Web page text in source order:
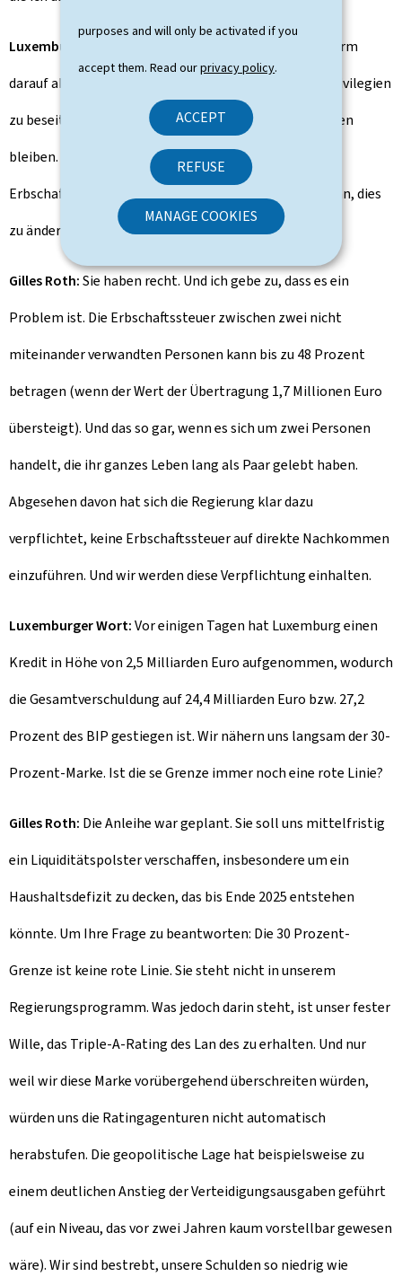
purposes and will only be activated if you
accept them. Read ourprivacy policy.
ACCEPT
REFUSE
MANAGE COOKIES
Luxemburger Wort:
Sie haben betont, dass diese Reform
darauf abzielt, die mit dem Ehestatus verbundenen Privilegien
zu beseitigen. Einige werden je doch weiterhin bestehen
bleiben. Ein Bei spiel ist die Befreiung von der
Erbschaftssteuer in der direkten Linie. Denken Sie dar an, dies
zu ändern?
Gilles Roth:Sie haben recht. Und ich gebe zu, dass es ein
Problem ist. Die Erbschaftssteuer zwischen zwei nicht
miteinander verwandten Personen kann bis zu 48 Prozent
betragen (wenn der Wert der Übertragung 1,7 Millionen Euro
übersteigt). Und das so gar, wenn es sich um zwei Personen
handelt, die ihr ganzes Leben lang als Paar gelebt haben.
Abgesehen davon hat sich die Regierung klar dazu
verpflichtet, keine Erbschaftssteuer auf direkte Nachkommen
einzuführen. Und wir werden diese Verpflichtung einhalten.
Luxemburger Wort:Vor einigen Tagen hat Luxemburg einen
Kredit in Höhe von 2,5 Milliarden Euro aufgenommen, wodurch
die Gesamtverschuldung auf 24,4 Milliarden Euro bzw. 27,2
Prozent des BIP gestiegen ist. Wir nähern uns langsam der 30-
Prozent-Marke. Ist die se Grenze immer noch eine rote Linie?
Gilles Roth: Die Anleihe war geplant. Sie soll uns mittelfristig
ein Liquiditätspolster verschaffen, insbesondere um ein
Haushaltsdefizit zu decken, das bis Ende 2025 entstehen
könnte. Um Ihre Frage zu beantworten: Die 30 Prozent-
Grenze ist keine rote Linie. Sie steht nicht in unserem
Regierungsprogramm. Was jedoch darin steht, ist unser fester
Wille, das Triple-A-Rating des Lan des zu erhalten. Und nur
weil wir diese Marke vorübergehend überschreiten würden,
würden uns die Ratingagenturen nicht automatisch
herabstufen. Die geopolitische Lage hat beispielsweise zu
einem deutlichen Anstieg der Verteidigungsausgaben geführt
(auf ein Niveau, das vor zwei Jahren kaum vorstellbar gewesen
wäre). Wir sind bestrebt, unsere Schulden so niedrig wie